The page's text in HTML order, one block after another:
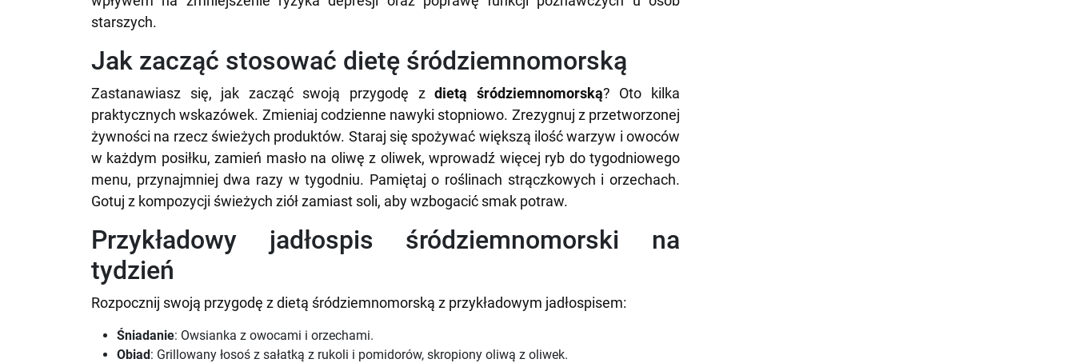
starszych.
Jak zacząć stosować dietę śródziemnomorską
Zastanawiasz się, jak zacząć swoją przygodę zdietą śródziemnomorską? Oto kilka
praktycznych wskazówek. Zmieniaj codzienne nawyki stopniowo. Zrezygnuj z przetworzonej
żywności na rzecz świeżych produktów. Staraj się spożywać większą ilość warzyw i owoców
w każdym posiłku, zamień masło na oliwę z oliwek, wprowadź więcej ryb do tygodniowego
menu, przynajmniej dwa razy w tygodniu. Pamiętaj o roślinach strączkowych i orzechach.
Gotuj z kompozycji świeżych ziół zamiast soli, aby wzbogacić smak potraw.
Przykładowy jadłospis śródziemnomorski na
tydzień
Rozpocznij swoją przygodę z dietą śródziemnomorską z przykładowym jadłospisem:
Śniadanie: Owsianka z owocami i orzechami.
Obiad: Grillowany łosoś z sałatką z rukoli i pomidorów, skropiony oliwą z oliwek.